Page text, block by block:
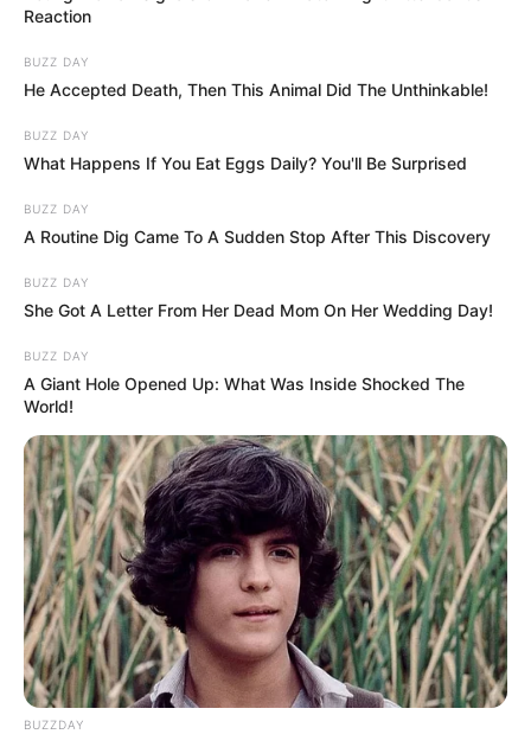
Reaction
BUZZ DAY
He Accepted Death, Then This Animal Did The Unthinkable!
BUZZ DAY
What Happens If You Eat Eggs Daily? You'll Be Surprised
BUZZ DAY
A Routine Dig Came To A Sudden Stop After This Discovery
BUZZ DAY
She Got A Letter From Her Dead Mom On Her Wedding Day!
BUZZ DAY
A Giant Hole Opened Up: What Was Inside Shocked The
World!
BUZZDAY